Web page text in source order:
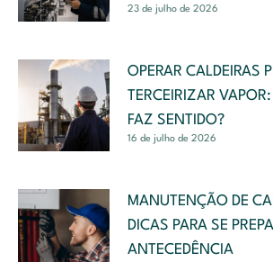
23 de julho de 2026
OPERAR CALDEIRAS
TERCEIRIZAR
FAZ SENTIDO?
16 de julho de 2026
MANUTENÇÃO DE
DICAS PARA SE
ANTECEDÊNCIA